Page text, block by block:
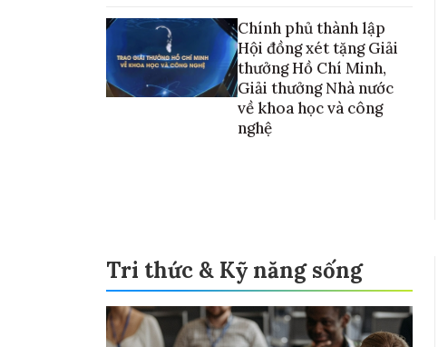
Chính phủ thành lập
Hội đồng xét tặng Giải
thưởng Hồ Chí Minh,
Giải thưởng Nhà nước
về khoa học và công
nghệ
Tri thức & Kỹ năng sống